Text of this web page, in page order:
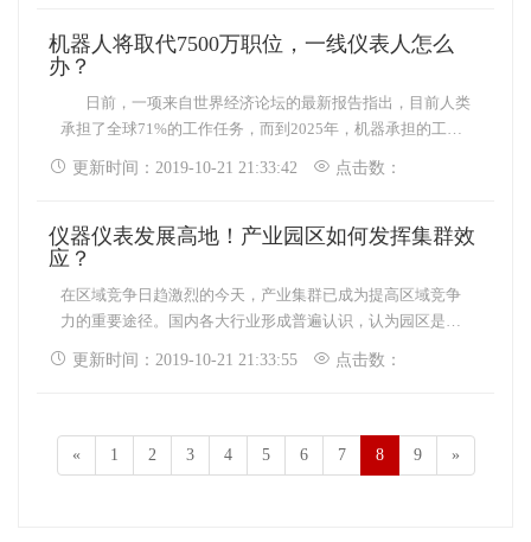
作的通知”，表示福建省科
大型科研仪器向社会开放
服务试点
演着至关重要的角色。
政策密集出台下，加之国
内市场强劲需求推动，我
平稳较快增长。随着产业
模积累，在可以预见的未
来，行业开始迎来发展的
机器人将取代7500万职位，一线仪表人怎么
办？
日前，一项来自世界经济论坛的最新报告指出，目前人类
承担了全球71%的工作任务，而到2025年，机器承担的工作
将会超过人类。随着工作场所的机器和算法快速发展，可创
造1.33亿个新职位，取代从现在到2022年将流失的7500万个
人口红利逐渐消失，以现代化、自动化的装备提升传统产
业，推动“技术红利”
更新时间：2019-10-21 21:33:42 点击数：
仪器仪表发展高地！产业园区如何发挥集群效
应？
在区域竞争日趋激烈的今天，产业集群已成为提高区域竞争
力的重要途径。国内各大行业形成普遍认识，认为园区是形
成地方产业集群的主要载体，能够很好地发挥出产业集群效
应。正是在产业集群的指导下，近年来我国各地掀起了产业
业园区等一系列设施完善、规模较大、资
更新时间：2019-10-21 21:33:55 点击数：
« 1 2 3 4 5 6 7 8 9 »